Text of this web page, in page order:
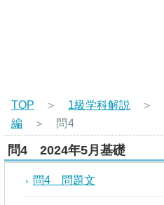
TOP ＞ 1級学科解説 ＞
編 ＞ 問4
問4 2024年5月基礎
問4 問題文